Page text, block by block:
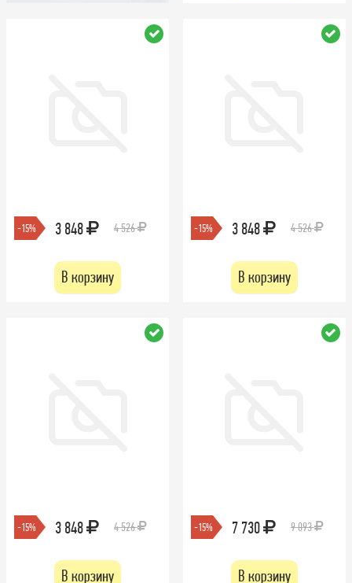
-15% 3 848 4 526
В корзину
-15% 3 848 4 526
В корзину
-15% 3 848 4 526
В корзину
-15% 7 730 9 093
В корзину